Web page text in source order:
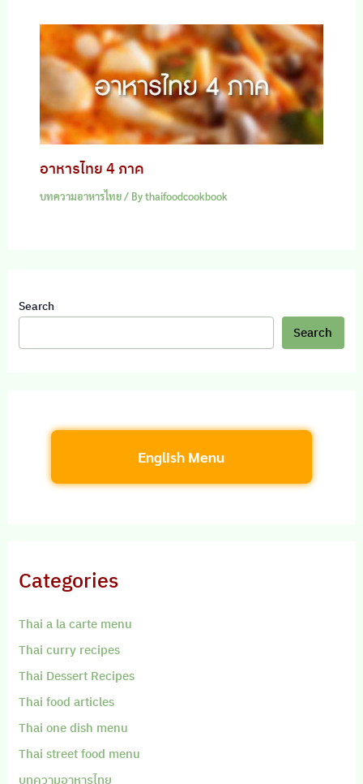
อาหารไทย 4 ภาค
บทความอาหารไทย/ Bythaifoodcookbook
Search
Search
English Menu
Categories
Thai a la carte menu
Thai curry recipes
Thai Dessert Recipes
Thai food articles
Thai one dish menu
Thai street food menu
บทความอาหารไทย